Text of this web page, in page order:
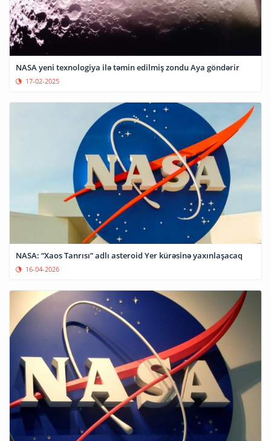
NASA yeni texnologiya ilə təmin edilmiş zondu Aya göndərir
17-02-2025
NASA: “Xaos Tanrısı” adlı asteroid Yer kürəsinə yaxınlaşacaq
16-04-2026